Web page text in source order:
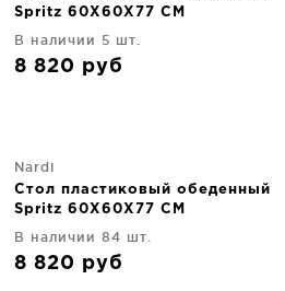
Spritz 60X60X77 CM
В наличии 5 шт.
8 820 руб
Nardi
Стол пластиковый обеденный
Spritz 60X60X77 CM
В наличии 84 шт.
8 820 руб